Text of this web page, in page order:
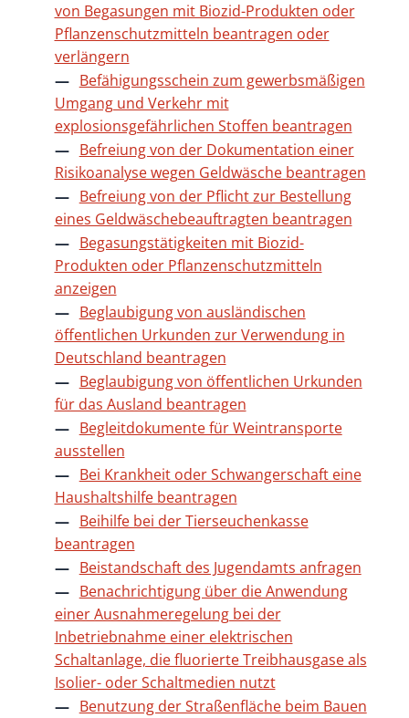
von Begasungen mit Biozid-Produkten oder
Pflanzenschutzmitteln beantragen oder
verlängern
Befähigungsschein zum gewerbsmäßigen
Umgang und Verkehr mit
explosionsgefährlichen Stoffen beantragen
Befreiung von der Dokumentation einer
Risikoanalyse wegen Geldwäsche beantragen
Befreiung von der Pflicht zur Bestellung
eines Geldwäschebeauftragten beantragen
Begasungstätigkeiten mit Biozid-
Produkten oder Pflanzenschutzmitteln
anzeigen
Beglaubigung von ausländischen
öffentlichen Urkunden zur Verwendung in
Deutschland beantragen
Beglaubigung von öffentlichen Urkunden
für das Ausland beantragen
Begleitdokumente für Weintransporte
ausstellen
Bei Krankheit oder Schwangerschaft eine
Haushaltshilfe beantragen
Beihilfe bei der Tierseuchenkasse
beantragen
Beistandschaft des Jugendamts anfragen
Benachrichtigung über die Anwendung
einer Ausnahmeregelung bei der
Inbetriebnahme einer elektrischen
Schaltanlage, die fluorierte Treibhausgase als
Isolier- oder Schaltmedien nutzt
Benutzung der Straßenfläche beim Bauen